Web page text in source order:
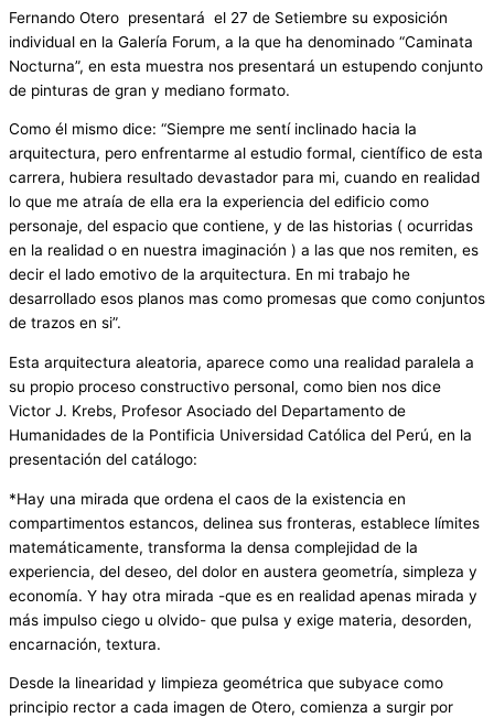
Fernando Otero presentará el 27 de Setiembre su exposición
individual en la Galería Forum, a la que ha denominado “Caminata
Nocturna”, en esta muestra nos presentará un estupendo conjunto
de pinturas de gran y mediano formato.
Como él mismo dice: “Siempre me sentí inclinado hacia la
arquitectura, pero enfrentarme al estudio formal, científico de esta
carrera, hubiera resultado devastador para mi, cuando en realidad
lo que me atraía de ella era la experiencia del edificio como
personaje, del espacio que contiene, y de las historias ( ocurridas
en la realidad o en nuestra imaginación ) a las que nos remiten, es
decir el lado emotivo de la arquitectura. En mi trabajo he
desarrollado esos planos mas como promesas que como conjuntos
de trazos en si”.
Esta arquitectura aleatoria, aparece como una realidad paralela a
su propio proceso constructivo personal, como bien nos dice
Victor J. Krebs, Profesor Asociado del Departamento de
Humanidades de la Pontificia Universidad Católica del Perú, en la
presentación del catálogo:
*Hay una mirada que ordena el caos de la existencia en
compartimentos estancos, delinea sus fronteras, establece límites
matemáticamente, transforma la densa complejidad de la
experiencia, del deseo, del dolor en austera geometría, simpleza y
economía. Y hay otra mirada -que es en realidad apenas mirada y
más impulso ciego u olvido- que pulsa y exige materia, desorden,
encarnación, textura.
Desde la linearidad y limpieza geométrica que subyace como
principio rector a cada imagen de Otero, comienza a surgir por